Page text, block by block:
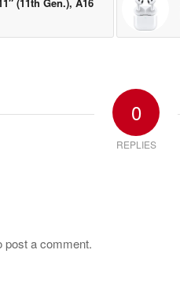
0
REPLIES
post a comment.